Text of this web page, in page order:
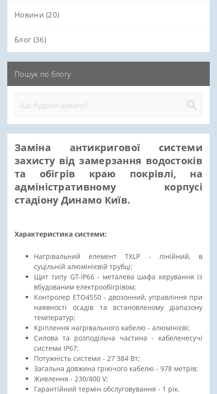
Новини (20)
Блог (36)
Пошук по блогу
Заміна антикригової системи
захисту від замерзання водостоків
та обігрів краю покрівлі, на
адміністративному корпусі
стадіону Динамо Київ.
Характеристика системи:
Нагрівальний елемент TXLP - лінійний, в
суцільній алюмінієвій трубці;
Щит типу GT-ІР66 - металева шафа керування із
вбудованим електрообігрівом;
Контролер ETO4550 - двозонний, управління при
наявності осадів та встановленому діапазону
температур;
Кріплення нагрівального кабелю - алюмінієві;
Силова та розподільча частина - кабеленесучі
системи ІР67;
Потужність системи - 27 384 Вт;
Загальна довжина гріючого кабелю - 978 метрів;
Живлення - 230/400 V;
Гарантійний термін обслуговування - 1 рік.